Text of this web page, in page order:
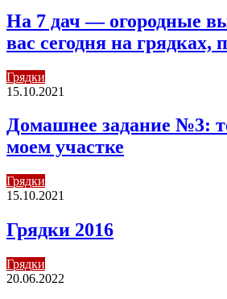
На 7 дач — огородные
вас сегодня на грядках,
Грядки
15.10.2021
Домашнее задание №3:
моем участке
Грядки
15.10.2021
Грядки 2016
Грядки
20.06.2022